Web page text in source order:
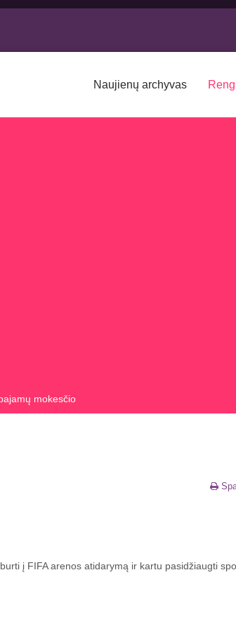
Naujienų archyvas
mokesčio
į FIFA arenos atidarymą ir kartu pasidžiaugti